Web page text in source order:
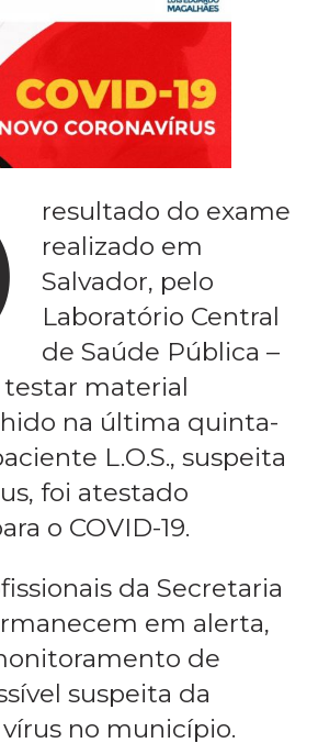
resultado do exame
realizado em
Salvador, pelo
Laboratório Central
de Saúde Pública –
testar material
na última quinta-
L.O.S., suspeita
foi atestado
o COVID-19.
da Secretaria
em alerta,
de
suspeita da
no município.